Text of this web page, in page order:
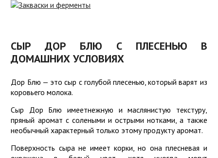
ИНТЕРНЕТ-
РЕЦЕПТЫ
ОБОРУДОВАНИЕ
СОВЕТЫ
КУЛИНАРИЯ
ЗАКВАСКИ
ДЛЯ
КИСЛОМОЛОЧНЫЕ
ЗАКВАСКИ
ДЛЯ
ТВОРОГА
СЫР ДОР БЛЮ С ПЛЕСЕНЬЮ В
ДОМАШНИХ УСЛОВИЯХ
Дор Блю — это сыр с голубой плесенью, который варят из
коровьего молока.
Сыр Дор Блю имеетнежную и маслянистую текстуру,
пряный аромат с солеными и острыми нотками, а также
необычный характерный только этому продукту аромат.
Поверхность сыра не имеет корки, но она плесневая и